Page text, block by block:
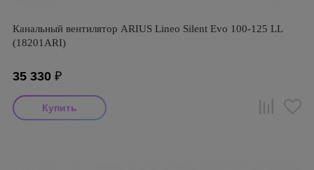
Канальный вентилятор ARIUS Lineo Silent Evo 100-125 LL
(18201ARI)
35 330 ₽